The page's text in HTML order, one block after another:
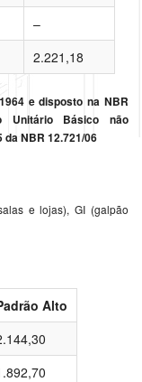
–
2.221,18
e disposto na NBR
Unitário Básico não
NBR 12.721/06
e lojas), GI (galpão
Alto